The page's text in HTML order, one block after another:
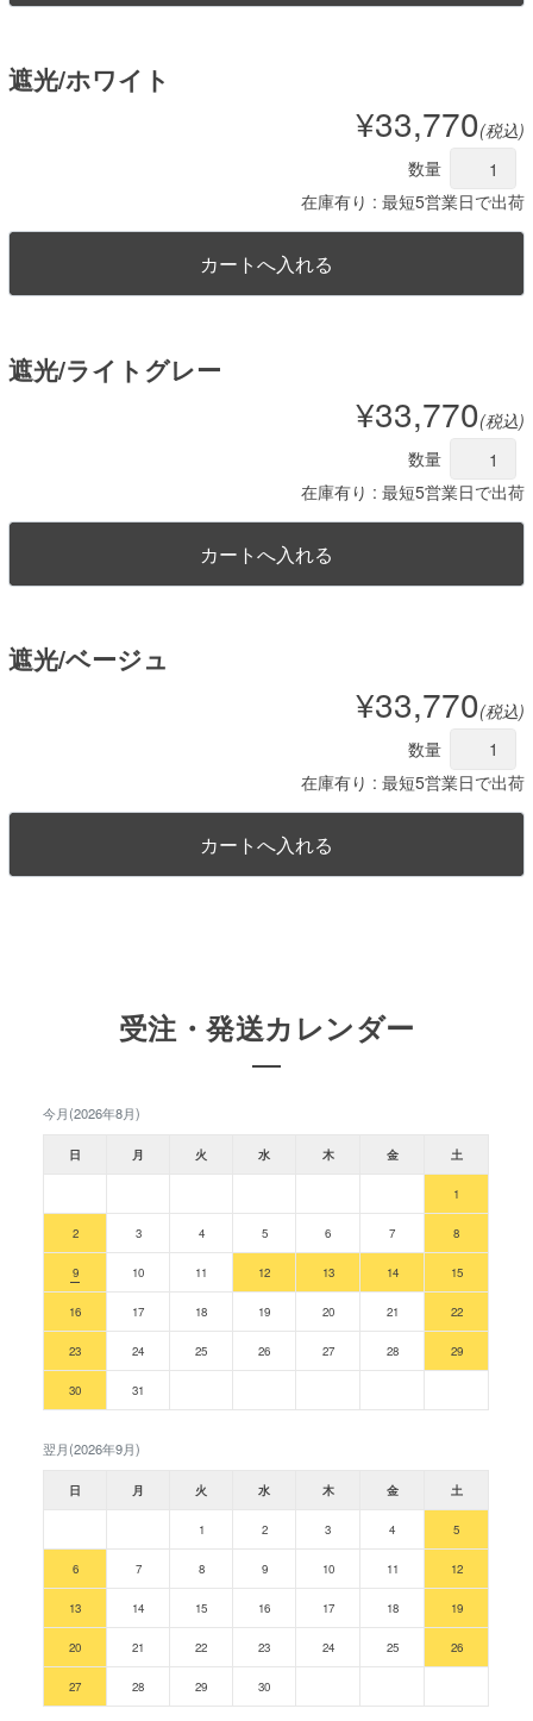
遮光/ホワイト
¥33,770(税込)
数量
在庫有り : 最短5営業日で出荷
遮光/ライトグレー
¥33,770(税込)
数量
在庫有り : 最短5営業日で出荷
遮光/ベージュ
¥33,770(税込)
数量
在庫有り : 最短5営業日で出荷
受注・発送カレンダー
今月(2026年8月)
日 月 火 水 木 金 土
1
2 3 4 5 6 7 8
9 10 11 12 13 14 15
16 17 18 19 20 21 22
23 24 25 26 27 28 29
30 31
翌月(2026年9月)
日 月 火 水 木 金 土
1 2 3 4 5
6 7 8 9 10 11 12
13 14 15 16 17 18 19
20 21 22 23 24 25 26
27 28 29 30